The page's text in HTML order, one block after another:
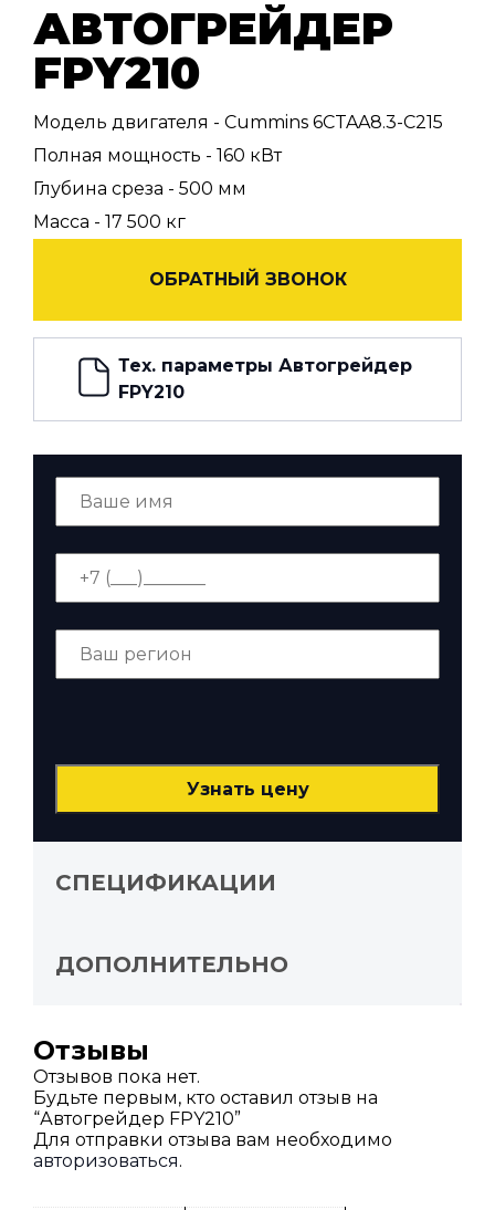
АВТОГРЕЙДЕР
FPY210
Модель двигателя - Cummins 6CTAA8.3-C215
Полная мощность - 160 кВт
Глубина среза - 500 мм
Масса - 17 500 кг
ОБРАТНЫЙ ЗВОНОК
Тех. параметры Автогрейдер
FPY210
СПЕЦИФИКАЦИИ
ДОПОЛНИТЕЛЬНО
Отзывы
Отзывов пока нет.
Будьте первым, кто оставил отзыв на
“Автогрейдер FPY210”
Для отправки отзыва вам необходимо
авторизоваться.